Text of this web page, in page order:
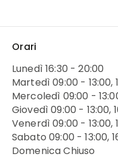
Orari
Lunedì 16:30 - 20:00
Martedì 09:00 - 13:00,
Mercoledì 09:00 -
Giovedì 09:00 - 13:00,
Venerdì 09:00 - 13:00,
Sabato 09:00 - 13:00,
Domenica Chiuso